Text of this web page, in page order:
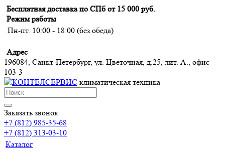
Бесплатная доставка по СПб от 15 000 руб.
Режим работы
Пн-пт. 10:00 - 18:00 (без обеда)
Адрес
196084, Санкт-Петербург, ул. Цветочная, д.25, лит. А., офис
103-3
климатическая техника
Заказать звонок
+7 (812) 985-35-68
+7 (812) 313-03-10
Каталог